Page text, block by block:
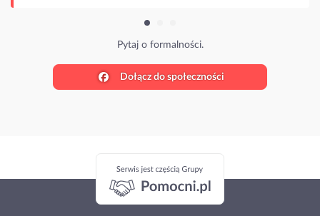
Pytaj o formalności.
Dołącz do społeczności